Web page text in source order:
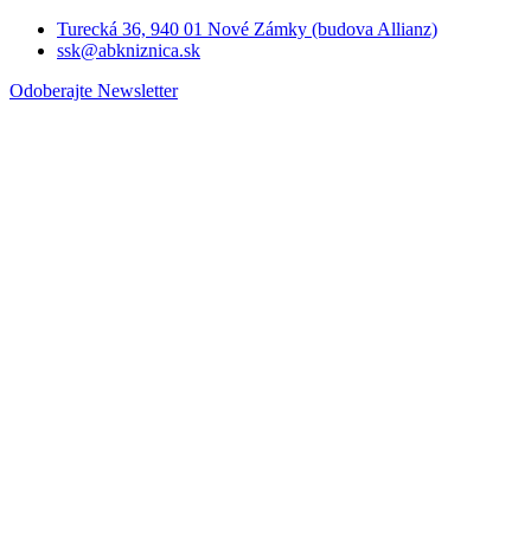
Turecká 36, 940 01 Nové Zámky (budova Allianz)
ssk@abkniznica.sk
Odoberajte Newsletter